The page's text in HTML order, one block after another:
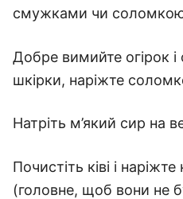
смужками чи
Добре вимийте огірок і
шкірки, наріжте
Натріть м’який сир на
Почистіть ківі і
(головне, щоб вони не